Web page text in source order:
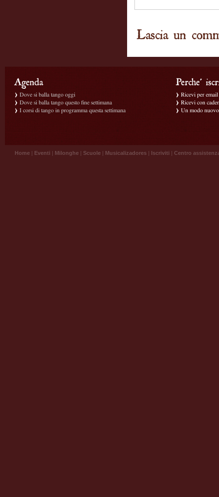
Dove si balla tango oggi
Dove si balla tango questo fine settimana
I corsi di tango in programma questa settimana
Ricevi per
Ricevi con
Un modo
Home | Eventi | Milonghe | Scuole | Musicalizadores | Iscriviti | Centro